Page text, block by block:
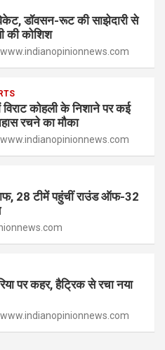
Li
n
k
e
डॉवसन-रूट की साझेदारी से
की कोशिश
www.indianopinionnews.com
कोहली के निशाने पर कई
रचने का मौका
www.indianopinionnews.com
28 टीमें पहुंचीं राउंड ऑफ-32
पर कहर, हैट्रिक से रचा नया
www.indianopinionnews.com